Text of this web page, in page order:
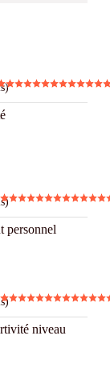
personnel
niveau